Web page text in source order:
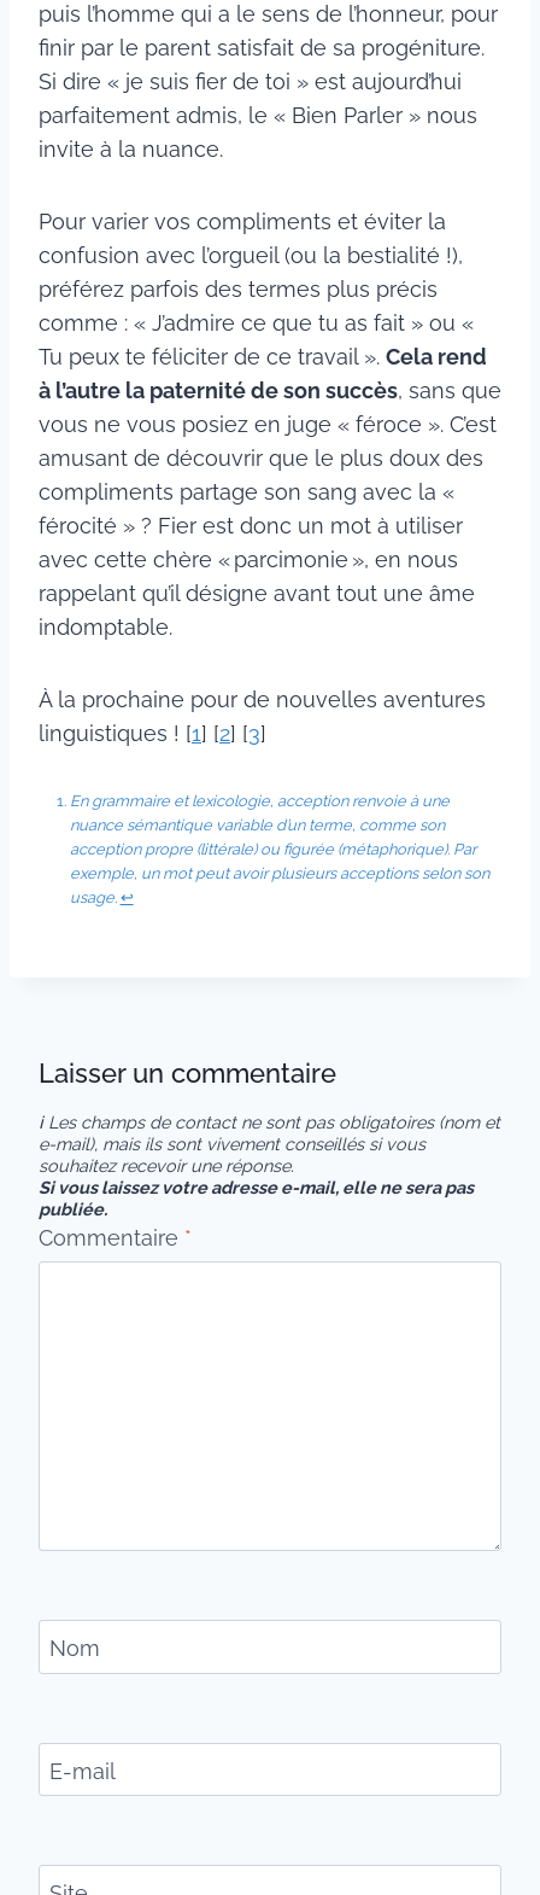
puis l’homme qui a le sens de l’honneur, pour
finir par le parent satisfait de sa progéniture.
Si dire « je suis fier de toi » est aujourd’hui
parfaitement admis, le « Bien Parler » nous
invite à la nuance.
Pour varier vos compliments et éviter la
confusion avec l’orgueil (ou la bestialité !),
préférez parfois des termes plus précis
comme : « J’admire ce que tu as fait » ou «
Tu peux te féliciter de ce travail ». Cela rend
à l’autre la paternité de son succès, sans que
vous ne vous posiez en juge « féroce ». C’est
amusant de découvrir que le plus doux des
compliments partage son sang avec la «
férocité » ? Fier est donc un mot à utiliser
avec cette chère « parcimonie », en nous
rappelant qu’il désigne avant tout une âme
indomptable.
À la prochaine pour de nouvelles aventures
linguistiques ! [1] [2] [3]
En grammaire et lexicologie, acception renvoie à une
nuance sémantique variable d’un terme, comme son
acception propre (littérale) ou figurée (métaphorique). Par
exemple, un mot peut avoir plusieurs acceptions selon son
usage. ↩︎
Laisser un commentaire
ℹ Les champs de contact ne sont pas obligatoires (nom et
e-mail), mais ils sont vivement conseillés si vous
souhaitez recevoir une réponse.
Si vous laissez votre adresse e-mail, elle ne sera pas
publiée.
Commentaire *
Nom
E-mail